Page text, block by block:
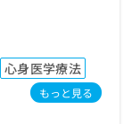
心身医学療法
もっと見る